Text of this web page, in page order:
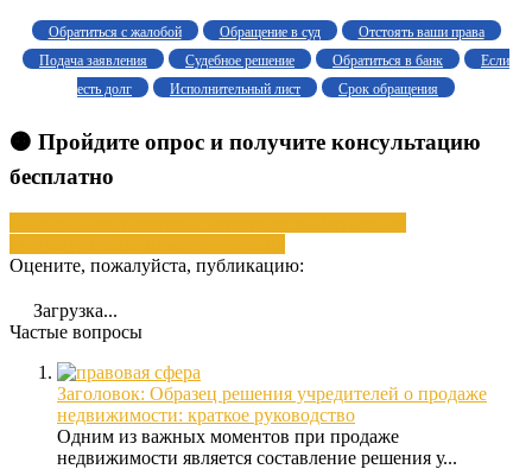
Обратиться с жалобой Обращение в суд
Отстоять ваши права
Подача заявления
Судебное решение Обратиться в банк
Если
есть долг
Исполнительный лист Срок обращения
🟠 Пройдите опрос и получите консультацию
бесплатно
Оцените, пожалуйста, публикацию:
Загрузка...
Частые вопросы
Заголовок: Образец решения учредителей о продаже
недвижимости: краткое руководство
Одним из важных моментов при продаже
недвижимости является составление решения у...